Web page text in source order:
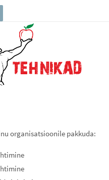
organisatsioonile pakkuda: